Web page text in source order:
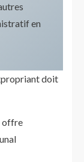
en
doit
offre